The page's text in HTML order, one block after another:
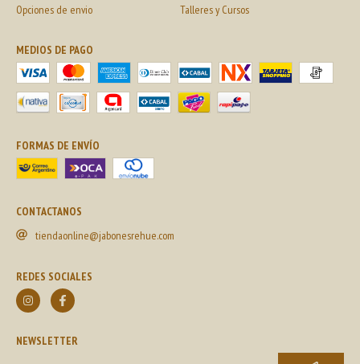
Opciones de envio Talleres y Cursos
MEDIOS DE PAGO
FORMAS DE ENVÍO
CONTACTANOS
tiendaonline@jabonesrehue.com
REDES SOCIALES
NEWSLETTER